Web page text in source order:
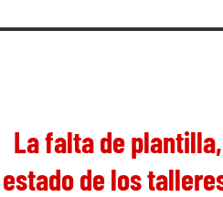
La falta de
estado de los